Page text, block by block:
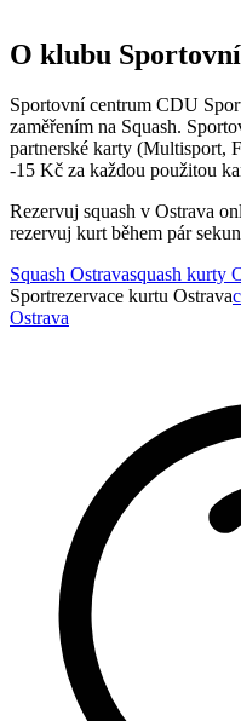
O klubu
Sportovní centrum CDU
zaměřením na Squash.
partnerské karty (Multisport,
-15 Kč za každou použitou
Rezervuj squash v Ostrava
rezervuj kurt během pár
Squash Ostravasquash kurty
Sportrezervace kurtu Ostrava
Ostrava